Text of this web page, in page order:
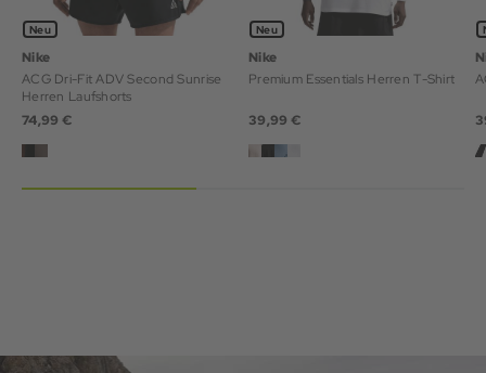
Neu
Nike
ACG Dri-Fit ADV Second Sunrise
Herren Laufshorts
74,99 €
Neu
Nike
Premium Essentials Herren T-Shirt
39,99 €